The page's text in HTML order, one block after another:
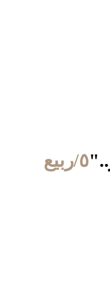
٥/ربيع